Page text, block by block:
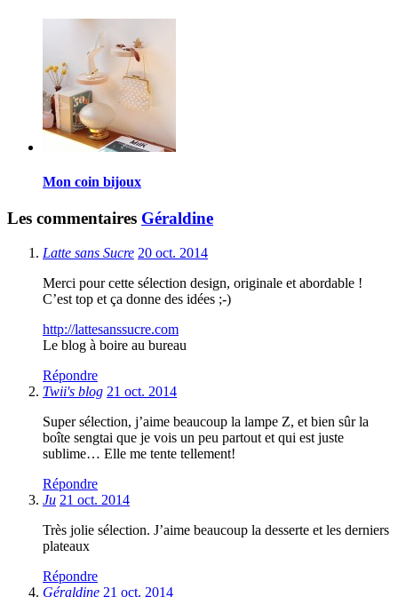
Mon coin bijoux
Les commentaires Géraldine
Latte sans Sucre 20 oct. 2014
Merci pour cette sélection design, originale et abordable !
C’est top et ça donne des idées ;-)
http://lattesanssucre.com
Le blog à boire au bureau
Répondre
Twii's blog 21 oct. 2014
Super sélection, j’aime beaucoup la lampe Z, et bien sûr la
boîte sengtai que je vois un peu partout et qui est juste
sublime… Elle me tente tellement!
Répondre
Ju 21 oct. 2014
Très jolie sélection. J’aime beaucoup la desserte et les derniers
plateaux
Répondre
Géraldine 21 oct. 2014